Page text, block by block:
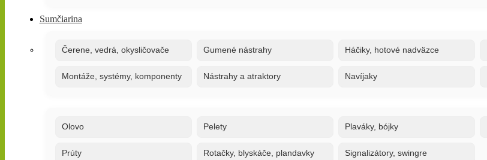
Sumčiarina
Čerene, vedrá, okysličovače Gumené nástrahy Háčiky, hotové nadväzce
Montáže, systémy, komponenty Nástrahy a atraktory Navíjaky
Olovo Pelety Plaváky, bójky
Prúty Rotačky, blyskáče, plandavky Signalizátory, swingre